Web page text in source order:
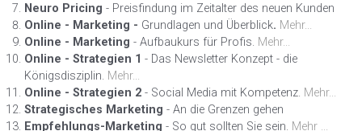
Neuro Pricing - Preisfindung im Zeitalter des neuen Kunden
Online - Marketing - Grundlagen und Überblick. Mehr...
Online - Marketing - Aufbaukurs für Profis. Mehr...
Online - Strategien 1 - Das Newsletter Konzept - die
Königsdisziplin. Mehr...
Online - Strategien 2 - Social Media mit Kompetenz. Mehr...
Strategisches Marketing - An die Grenzen gehen
Empfehlungs-Marketing - So gut sollten Sie sein. Mehr ...